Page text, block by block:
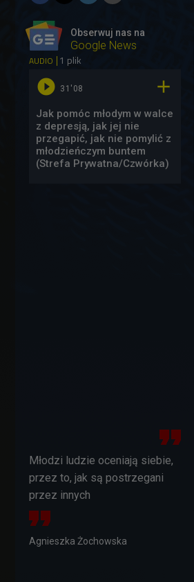
Obserwuj nas na
Google News
AUDIO 1 plik
 31'08 
Jak pomóc młodym w walce
z depresją, jak jej nie
przegapić, jak nie pomylić z
młodzieńczym buntem
(Strefa Prywatna/Czwórka)
Młodzi ludzie oceniają siebie,
przez to, jak są postrzegani
przez innych
Agnieszka Żochowska